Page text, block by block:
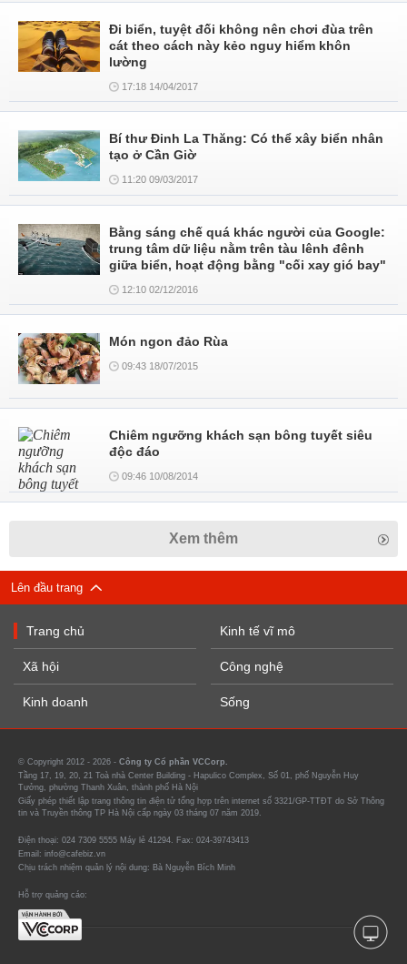
Đi biển, tuyệt đối không nên chơi đùa trên
cát theo cách này kẻo nguy hiểm khôn
lường
17:18 14/04/2017
Bí thư Đinh La Thăng: Có thể xây biển nhân
tạo ở Cần Giờ
11:20 09/03/2017
Bằng sáng chế quá khác người của Google:
trung tâm dữ liệu nằm trên tàu lênh đênh
giữa biển, hoạt động bằng "cối xay gió bay"
12:10 02/12/2016
Món ngon đảo Rùa
09:43 18/07/2015
Chiêm ngưỡng khách sạn bông tuyết siêu
độc đáo
09:46 10/08/2014
Xem thêm
Lên đầu trang
Trang chủ
Xã hội
Kinh doanh
Kinh tế vĩ mô
Công nghệ
Sống
© Copyright 2012 - 2026 - Công ty Cổ phần VCCorp.
Tầng 17, 19, 20, 21 Toà nhà Center Building - Hapulico Complex, Số 01, phố Nguyễn Huy
Tưởng, phường Thanh Xuân, thành phố Hà Nội
Giấy phép thiết lập trang thông tin điện tử tổng hợp trên internet số 3321/GP-TTĐT do Sở Thông
tin và Truyền thông TP Hà Nội cấp ngày 03 tháng 07 năm 2019.
Điện thoại: 024 7309 5555 Máy lẻ 41294. Fax: 024-39743413
Email: info@cafebiz.vn
Chịu trách nhiệm quản lý nội dung: Bà Nguyễn Bích Minh
Hỗ trợ quảng cáo: